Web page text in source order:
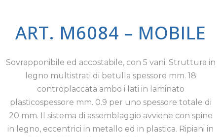
ART. M6084 – MOBILE
Sovrapponibile ed accostabile, con 5 vani. Struttura in
legno multistrati di betulla spessore mm. 18
controplaccata ambo i lati in laminato
plasticospessore mm. 0.9 per uno spessore totale di
20 mm. Il sistema di assemblaggio avviene con spine
in legno, eccentrici in metallo ed in plastica. Ripiani in